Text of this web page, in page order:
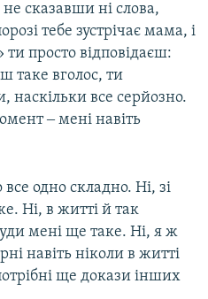
не сказавши ні слова,
тебе зустрічає мама, і
просто відповідаєш:
таке вголос, ти
наскільки все серйозно.
‒ мені навіть
одно складно. Ні, зі
Ні, в житті й так
мені ще таке. Ні, я ж
навіть ніколи в житті
ще докази інших